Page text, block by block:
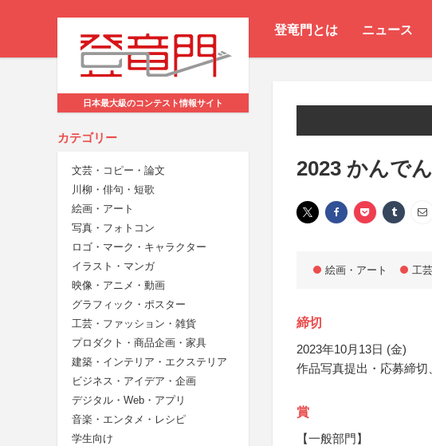
登竜門とは ニュース
日本最大級のコンテスト情報サイト
カテゴリー
文芸・コピー・論文
川柳・俳句・短歌
絵画・アート
写真・フォトコン
ロゴ・マーク・キャラクター
イラスト・マンガ
映像・アニメ・動画
グラフィック・ポスター
工芸・ファッション・雑貨
プロダクト・商品企画・家具
建築・インテリア・エクステリア
ビジネス・アイデア・企画
デジタル・Web・アプリ
音楽・エンタメ・レシピ
学生向け
2023 かんで
絵画・アート 工
締切
2023年10月13日 (金)
作品写真提出・応募締切
賞
【一般部門】